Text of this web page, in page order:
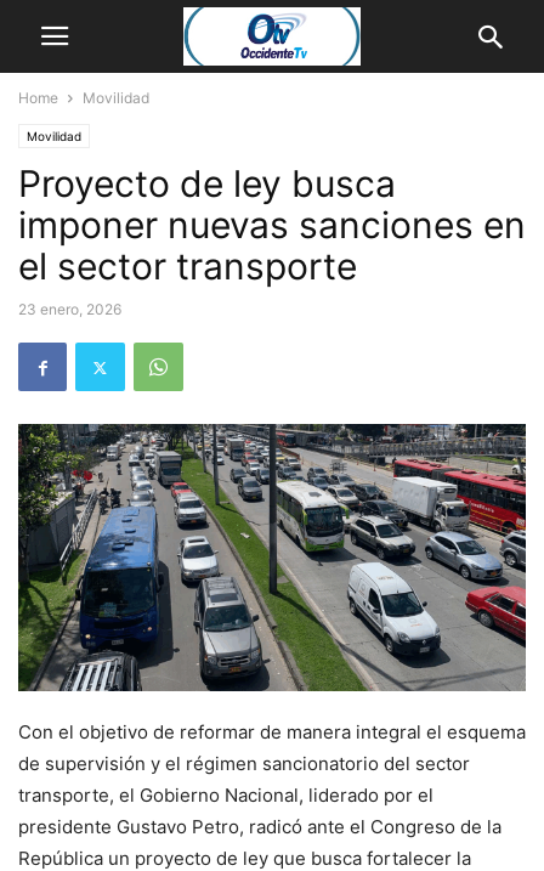
Home Movilidad
Movilidad
Proyecto de ley busca
imponer nuevas sanciones en
el sector transporte
23 enero, 2026
Con el objetivo de reformar de manera integral el esquema
de supervisión y el régimen sancionatorio del sector
transporte, el Gobierno Nacional, liderado por el
presidente Gustavo Petro, radicó ante el Congreso de la
República un proyecto de ley que busca fortalecer la